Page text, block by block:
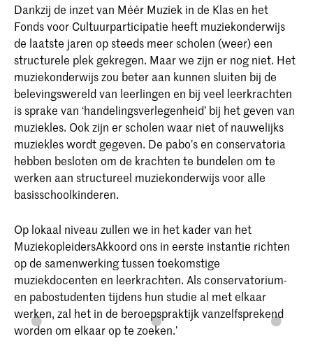
Dankzij de inzet van Méér Muziek in de Klas en het
Fonds voor Cultuurparticipatie heeft muziekonderwijs
de laatste jaren op steeds meer scholen (weer) een
structurele plek gekregen. Maar we zijn er nog niet. Het
muziekonderwijs zou beter aan kunnen sluiten bij de
belevingswereld van leerlingen en bij veel leerkrachten
is sprake van ‘handelingsverlegenheid’ bij het geven van
muziekles. Ook zijn er scholen waar niet of nauwelijks
muziekles wordt gegeven. De pabo’s en conservatoria
hebben besloten om de krachten te bundelen om te
werken aan structureel muziekonderwijs voor alle
basisschoolkinderen.
Op lokaal niveau zullen we in het kader van het
MuziekopleidersAkkoord ons in eerste instantie richten
op de samenwerking tussen toekomstige
muziekdocenten en leerkrachten. Als conservatorium-
en pabostudenten tijdens hun studie al met elkaar
werken, zal het in de beroepspraktijk vanzelfsprekend
worden om elkaar op te zoeken.’